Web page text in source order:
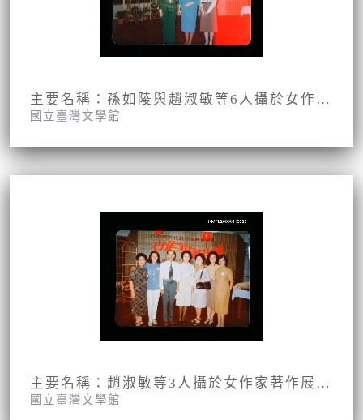
主要名稱：孫如陵與趙淑敏等6人攝於女作家著作展會場
國立臺灣文學館
主要名稱：趙淑敏等3人攝於女作家著作展會場
國立臺灣文學館